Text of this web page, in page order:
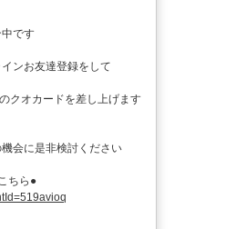
です
ンお友達登録をして
クオカードを差し上げます
会に是非検討ください
ちら●